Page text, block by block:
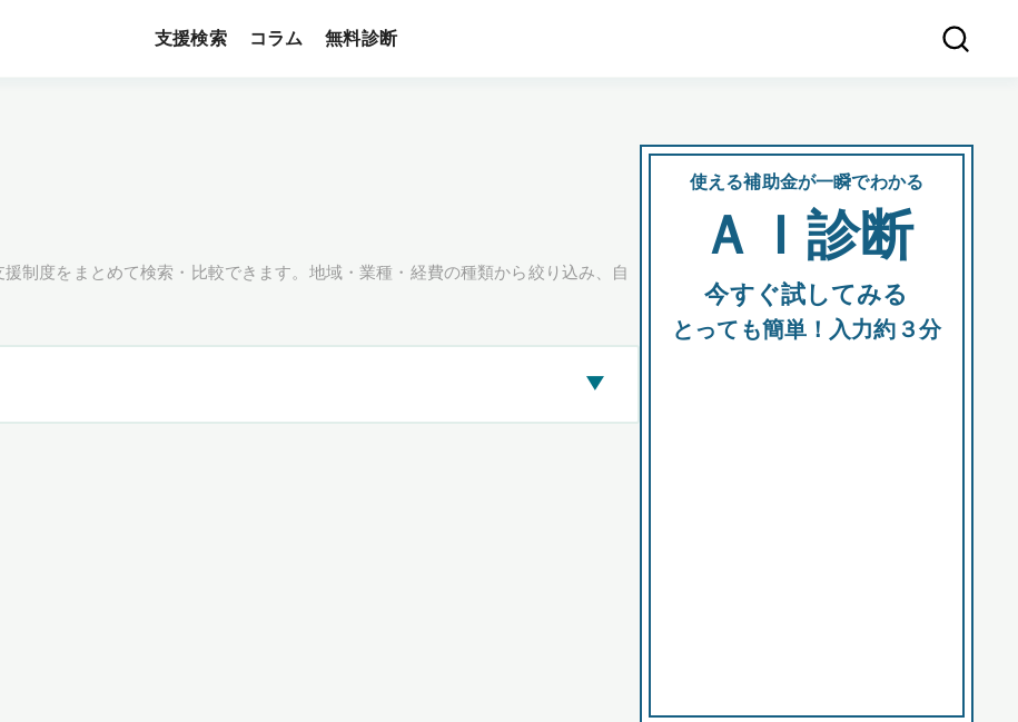
支援検索 コラム 無料診断
制度をまとめて検索・比較できます。地域・業種・経費の種類から絞り込み、自
▶
使える補助金が一瞬でわかる
ＡＩ診断
今すぐ試してみる
とっても簡単！入力約３分